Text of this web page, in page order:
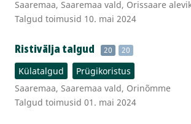
Saaremaa, Saaremaa vald, Orissaare
Talgud toimusid 10. mai 2024
Ristivälja talgud 20 20
Külatalgud
Prügikoristus
Saaremaa, Saaremaa vald, Orinõmme
Talgud toimusid 01. mai 2024